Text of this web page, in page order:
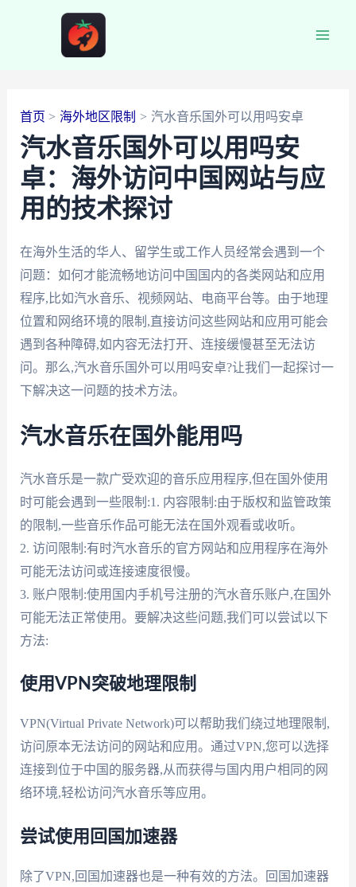
首页 海外地区限制 汽水音乐国外可以用吗安卓
汽水音乐国外可以用吗安
卓：海外访问中国网站与应
用的技术探讨
在海外生活的华人、留学生或工作人员经常会遇到一个
问题：如何才能流畅地访问中国国内的各类网站和应用
程序,比如汽水音乐、视频网站、电商平台等。由于地理
位置和网络环境的限制,直接访问这些网站和应用可能会
遇到各种障碍,如内容无法打开、连接缓慢甚至无法访
问。那么,汽水音乐国外可以用吗安卓?让我们一起探讨一
下解决这一问题的技术方法。
汽水音乐在国外能用吗
汽水音乐是一款广受欢迎的音乐应用程序,但在国外使用
时可能会遇到一些限制:1. 内容限制:由于版权和监管政策
的限制,一些音乐作品可能无法在国外观看或收听。
2. 访问限制:有时汽水音乐的官方网站和应用程序在海外
可能无法访问或连接速度很慢。
3. 账户限制:使用国内手机号注册的汽水音乐账户,在国外
可能无法正常使用。要解决这些问题,我们可以尝试以下
方法:
使用VPN突破地理限制
VPN(Virtual Private Network)可以帮助我们绕过地理限制,
访问原本无法访问的网站和应用。通过VPN,您可以选择
连接到位于中国的服务器,从而获得与国内用户相同的网
络环境,轻松访问汽水音乐等应用。
尝试使用回国加速器
除了VPN,回国加速器也是一种有效的方法。回国加速器